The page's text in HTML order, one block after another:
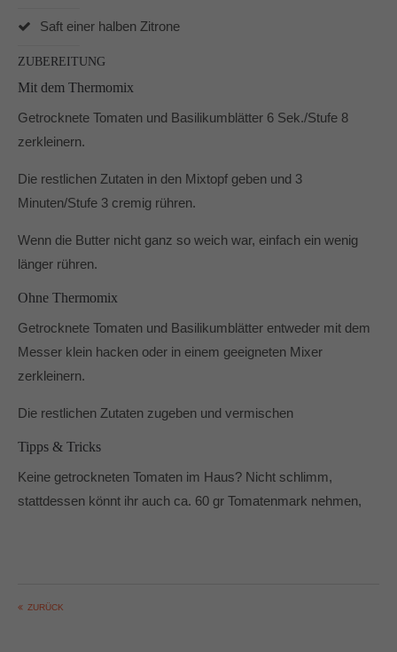
Pampered Chef® und der Thermomix® TM6.
In und um Mönchengladbach berate ich Dich gerne zu
den Produkten von Pampered Chef.
Saft einer halben Zitrone
ZUBEREITUNG
Mit dem Thermomix
Getrocknete Tomaten und Basilikumblätter 6 Sek./Stufe 8
zerkleinern.
Die restlichen Zutaten in den Mixtopf geben und 3
Minuten/Stufe 3 cremig rühren.
Wenn die Butter nicht ganz so weich war, einfach ein wenig
länger rühren.
Ohne Thermomix
Getrocknete Tomaten und Basilikumblätter entweder mit dem
Messer klein hacken oder in einem geeigneten Mixer
zerkleinern.
Die restlichen Zutaten zugeben und vermischen
Tipps & Tricks
Keine getrockneten Tomaten im Haus? Nicht schlimm,
stattdessen könnt ihr auch ca. 60 gr Tomatenmark nehmen,
ZURÜCK